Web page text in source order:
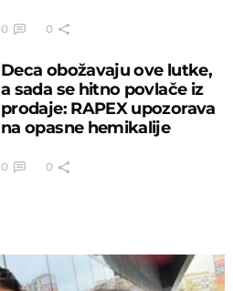
0 0
Deca obožavaju ove lutke,
a sada se hitno povlače iz
prodaje: RAPEX upozorava
na opasne hemikalije
0 0